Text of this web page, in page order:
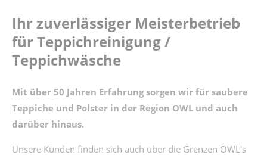
Ihr zuverlässiger Meisterbetrieb
für Teppichreinigung /
Teppichwäsche
Mit über 50 Jahren Erfahrung sorgen wir für saubere
Teppiche und Polster in der Region OWL und auch
darüber hinaus.
Unsere Kunden finden sich auch über die Grenzen OWL's